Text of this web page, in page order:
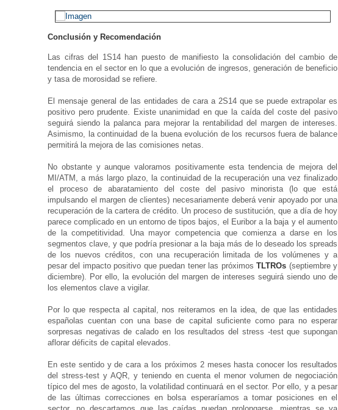
Conclusión y Recomendación
Las cifras del 1S14 han puesto de manifiesto la consolidación del cambio de
tendencia en el sector en lo que a evolución de ingresos, generación de beneficio
y tasa de morosidad se refiere.
El mensaje general de las entidades de cara a 2S14 que se puede extrapolar es
positivo pero prudente. Existe unanimidad en que la caída del coste del pasivo
seguirá siendo la palanca para mejorar la rentabilidad del margen de intereses.
Asimismo, la continuidad de la buena evolución de los recursos fuera de balance
permitirá la mejora de las comisiones netas.
No obstante y aunque valoramos positivamente esta tendencia de mejora del
MI/ATM, a más largo plazo, la continuidad de la recuperación una vez finalizado
el proceso de abaratamiento del coste del pasivo minorista (lo que está
impulsando el margen de clientes) necesariamente deberá venir apoyado por una
recuperación de la cartera de crédito. Un proceso de sustitución, que a día de hoy
parece complicado en un entorno de tipos bajos, el Euribor a la baja y el aumento
de la competitividad. Una mayor competencia que comienza a darse en los
segmentos clave, y que podría presionar a la baja más de lo deseado los spreads
de los nuevos créditos, con una recuperación limitada de los volúmenes y a
pesar del impacto positivo que puedan tener las próximos TLTROs (septiembre y
diciembre). Por ello, la evolución del margen de intereses seguirá siendo uno de
los elementos clave a vigilar.
Por lo que respecta al capital, nos reiteramos en la idea, de que las entidades
españolas cuentan con una base de capital suficiente como para no esperar
sorpresas negativas de calado en los resultados del stress -test que supongan
aflorar déficits de capital elevados.
En este sentido y de cara a los próximos 2 meses hasta conocer los resultados
del stress-test y AQR, y teniendo en cuenta el menor volumen de negociación
típico del mes de agosto, la volatilidad continuará en el sector. Por ello, y a pesar
de las últimas correcciones en bolsa esperaríamos a tomar posiciones en el